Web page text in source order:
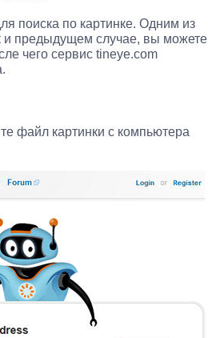
поиска по картинке. Одним из
и предыдущем случае, вы можете
чего сервис tineye.com
файл картинки с компьютера